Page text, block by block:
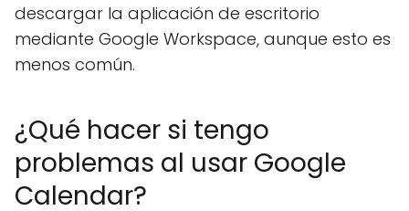
descargar la aplicación de escritorio
mediante Google Workspace, aunque esto es
menos común.
¿Qué hacer si tengo
problemas al usar Google
Calendar?